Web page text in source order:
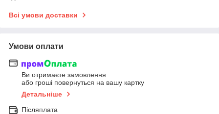
Всі умови доставки
Умови оплати
Ви отримаєте замовлення
або гроші повернуться на вашу картку
Детальніше
Післяплата